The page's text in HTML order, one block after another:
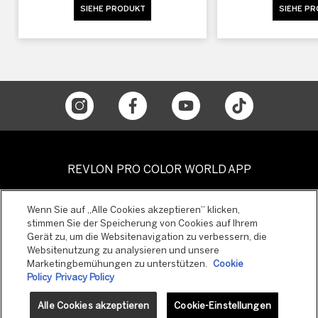
SIEHE PRODUKT SIEHE
REVLON PRO COLOR WORLD APP
Wenn Sie auf „Alle Cookies akzeptieren“ klicken,
stimmen Sie der Speicherung von Cookies auf Ihrem
Gerät zu, um die Websitenavigation zu verbessern, die
Websitenutzung zu analysieren und unsere
Marketingbemühungen zu unterstützen.
Cookie
Policy Privacy Policy
Cookie-Einstellungen
Alle Cookies akzeptieren